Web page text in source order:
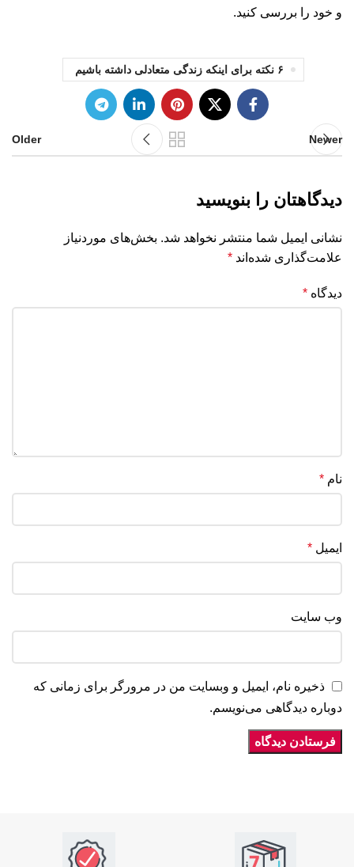
و خود را بررسی کنید.
۶ نکته برای اینکه زندگی متعادلی داشته باشیم
Newer
Older
دیدگاهتان را بنویسید
نشانی ایمیل شما منتشر نخواهد شد. بخش‌های موردنیاز
علامت‌گذاری شده‌اند *
دیدگاه *
نام *
ایمیل *
وب‌ سایت
ذخیره نام، ایمیل و وبسایت من در مرورگر برای زمانی که
دوباره دیدگاهی می‌نویسم.